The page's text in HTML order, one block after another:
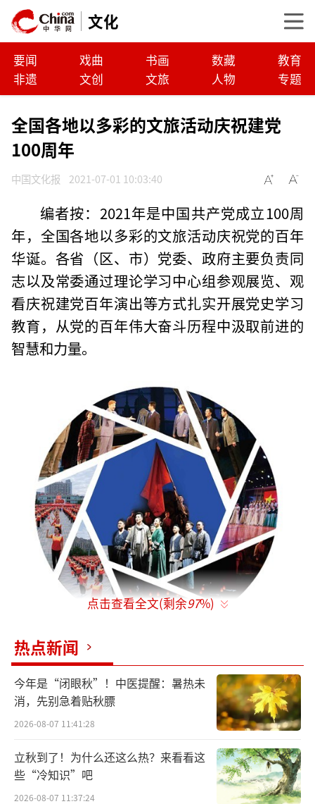
文化
要闻 戏曲 书画 数藏
教育
非遗
文创 文旅 人物 专题
全国各地以多彩的文旅活动庆祝建党
100周年
中国文化报 2021-07-01 10:03:40
编者按：2021年是中国共产党成立100周
年，全国各地以多彩的文旅活动庆祝党的百年
华诞。各省（区、市）党委、政府主要负责同
志以及常委通过理论学习中心组参观展览、观
看庆祝建党百年演出等方式扎实开展党史学习
教育，从党的百年伟大奋斗历程中汲取前进的
智慧和力量。
京
6月26日，北京市委理论学习中心组到北大
红楼进行集体学习。北京市委书记蔡奇强调，
一幢红楼，百年沧桑。要深入学习贯彻习近平
总书记在中共中央政治局第三十一次集体学习
时的重要讲话精神，以北大红楼与中国共产党
点击查看全文(剩余97%)
热点新闻
今年是“闭眼秋”！中医提醒：暑热未
消，先别急着贴秋膘
2026-08-07 11:41:28
立秋到了！为什么还这么热？来看看这
些“冷知识”吧
2026-08-07 11:37:24